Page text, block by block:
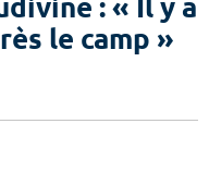
: « Il y a
le camp »